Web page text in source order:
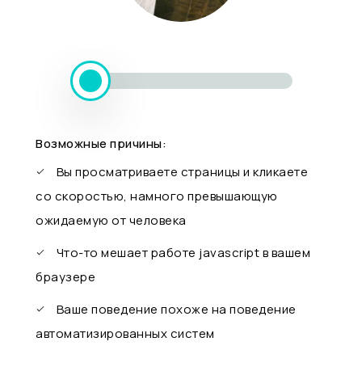
Возможные причины:
Вы просматриваете страницы и кликаете
со скоростью, намного превышающую
ожидаемую от человека
Что-то мешает работе javascript в вашем
браузере
Ваше поведение похоже на поведение
автоматизированных систем